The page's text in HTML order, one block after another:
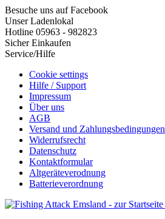
Besuche uns auf Facebook
Unser Ladenlokal
Hotline 05963 - 982823
Sicher Einkaufen
Service/Hilfe
Cookie settings
Hilfe / Support
Impressum
Über uns
AGB
Versand und Zahlungsbedingungen
Widerrufsrecht
Datenschutz
Kontaktformular
Altgeräteverodnung
Batterieverordnung